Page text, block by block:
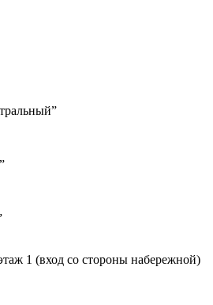
1 (вход со стороны набережной)